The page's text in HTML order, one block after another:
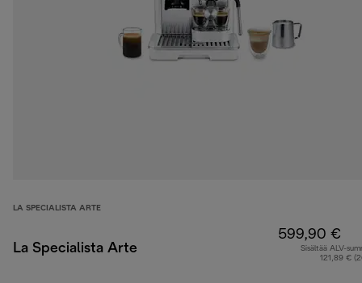
LA SPECIALISTA ARTE
La Specialista Arte
599,90 €
Sisältää ALV-
121,89 €